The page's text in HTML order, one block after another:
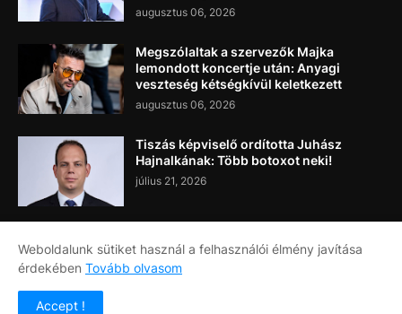
augusztus 06, 2026
Megszólaltak a szervezők Majka
lemondott koncertje után: Anyagi
veszteség kétségkívül keletkezett
augusztus 06, 2026
Tiszás képviselő ordította Juhász
Hajnalkának: Több botoxot neki!
július 21, 2026
Címlap Rólunk
Weboldalunk sütiket használ a felhasználói élmény javítása
érdekében Tovább olvasom
Accept !